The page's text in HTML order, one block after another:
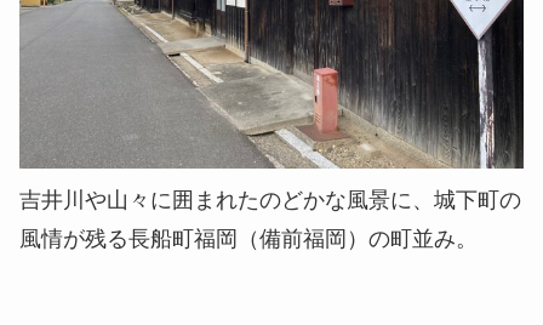
吉井川や山々に囲まれたのどかな風景に、城下町の
風情が残る長船町福岡（備前福岡）の町並み。